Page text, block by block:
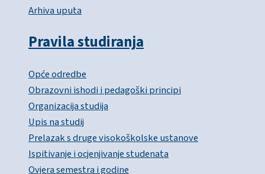
Arhiva uputa
Pravila studiranja
Opće odredbe
Obrazovni ishodi i pedagoški principi
Organizacija studija
Upis na studij
Prelazak s druge visokoškolske ustanove
Ispitivanje i ocjenjivanje studenata
Ovjera semestra i godine